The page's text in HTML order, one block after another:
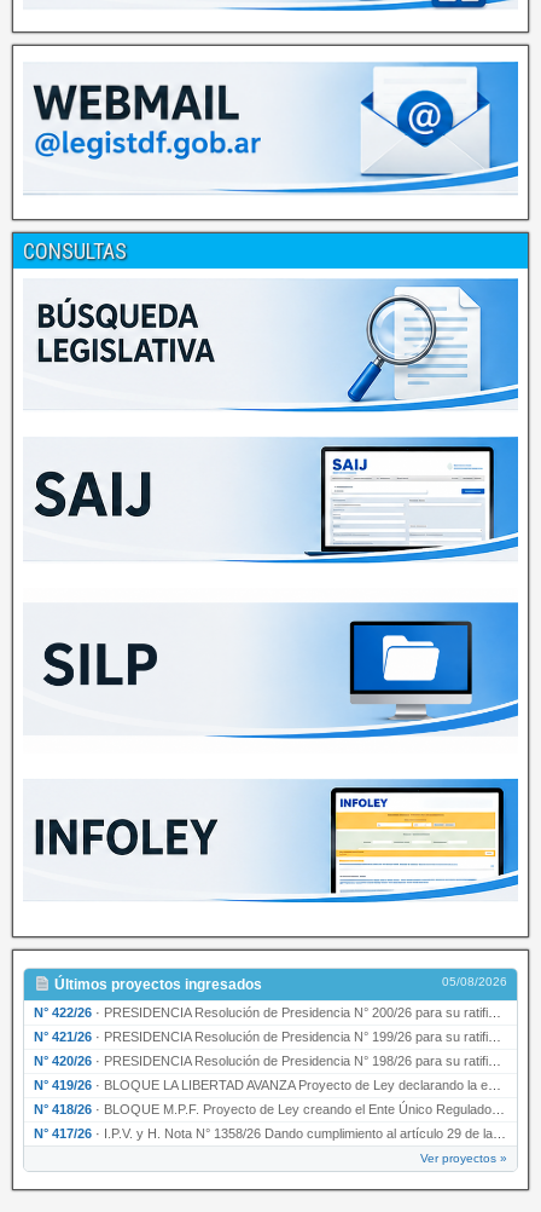
CONSULTAS
Últimos proyectos ingresados 05/08/2026
N° 422/26 · PRESIDENCIA Resolución de Presidencia N° 200/26 para su ratificación.
N° 421/26 · PRESIDENCIA Resolución de Presidencia N° 199/26 para su ratificación.
N° 420/26 · PRESIDENCIA Resolución de Presidencia N° 198/26 para su ratificación.
N° 419/26 · BLOQUE LA LIBERTAD AVANZA Proyecto de Ley declarando la esencialidad del servicio educativ…
N° 418/26 · BLOQUE M.P.F. Proyecto de Ley creando el Ente Único Regulador de servicios públicos de la …
N° 417/26 · I.P.V. y H. Nota N° 1358/26 Dando cumplimiento al artículo 29 de la Ley provincial N° 1399…
Ver proyectos »